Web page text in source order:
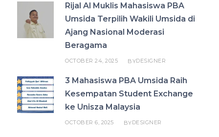
Rijal Al Muklis Mahasiswa PBA
Umsida Terpilih Wakili Umsida di
Ajang Nasional Moderasi
Beragama
OCTOBER 24, 2025 BYDESIGNER
3 Mahasiswa PBA Umsida Raih
Kesempatan Student Exchange
ke Unisza Malaysia
OCTOBER 6, 2025 BYDESIGNER